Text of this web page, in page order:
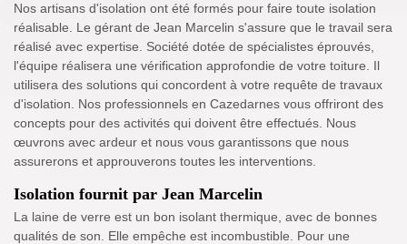
Nos artisans d'isolation ont été formés pour faire toute isolation
réalisable. Le gérant de Jean Marcelin s'assure que le travail sera
réalisé avec expertise. Société dotée de spécialistes éprouvés,
l'équipe réalisera une vérification approfondie de votre toiture. Il
utilisera des solutions qui concordent à votre requête de travaux
d'isolation. Nos professionnels en Cazedarnes vous offriront des
concepts pour des activités qui doivent être effectués. Nous
œuvrons avec ardeur et nous vous garantissons que nous
assurerons et approuverons toutes les interventions.
Isolation fournit par Jean Marcelin
La laine de verre est un bon isolant thermique, avec de bonnes
qualités de son. Elle empêche est incombustible. Pour une